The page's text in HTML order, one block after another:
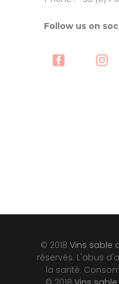
Follow us on
© 2018 Vins sable
réservés. L'abus
la santé.